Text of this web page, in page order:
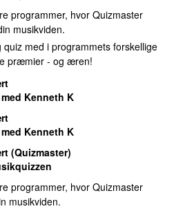
programmer, hvor Quizmaster
musikviden.
med i programmets forskellige
præmier - og æren!
med Kenneth K
med Kenneth K
(Quizmaster)
programmer, hvor Quizmaster
musikviden.